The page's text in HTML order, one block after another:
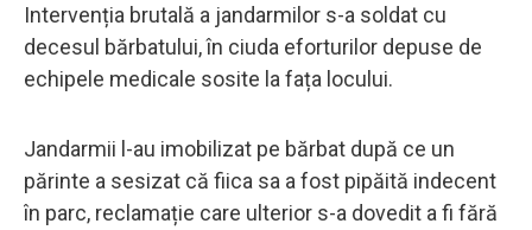
Intervenția brutală a jandarmilor s-a soldat cu
decesul bărbatului, în ciuda eforturilor depuse de
echipele medicale sosite la fața locului.
Jandarmii l-au imobilizat pe bărbat după ce un
părinte a sesizat că fiica sa a fost pipăită indecent
în parc, reclamație care ulterior s-a dovedit a fi fără